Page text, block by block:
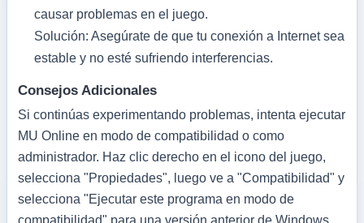
causar problemas en el juego.
Solución: Asegúrate de que tu conexión a Internet sea
estable y no esté sufriendo interferencias.
Consejos Adicionales
Si continúas experimentando problemas, intenta ejecutar
MU Online en modo de compatibilidad o como
administrador. Haz clic derecho en el icono del juego,
selecciona "Propiedades", luego ve a "Compatibilidad" y
selecciona "Ejecutar este programa en modo de
compatibilidad" para una versión anterior de Windows.